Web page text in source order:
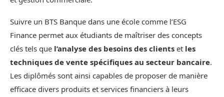
Suivre un BTS Banque dans une école comme l’ESG
Finance permet aux étudiants de maîtriser des concepts
clés tels que l’analyse des besoins des clients et les
techniques de vente spécifiques au secteur bancaire.
Les diplômés sont ainsi capables de proposer de manière
efficace divers produits et services financiers à leurs